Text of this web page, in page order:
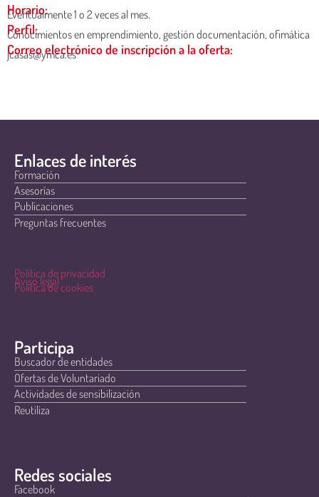
Horario:
Eventualmente 1 o 2 veces al mes.
Perfil:
Conocimientos en emprendimiento, gestión documentación, ofimática
Correo electrónico de inscripción a la oferta:
jcasas@ymca.es
Enlaces de interés
Formación
Asesorías
Publicaciones
Preguntas frecuentes
Política de privacidad
Aviso legal
Política de cookies
Participa
Buscador de entidades
Ofertas de Voluntariado
Actividades de sensibilización
Reutiliza
Redes sociales
Facebook